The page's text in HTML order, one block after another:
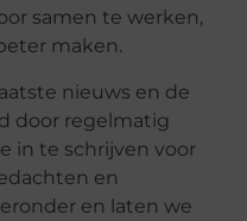
samen te werken,
maken.
nieuws en de
door regelmatig
in te schrijven voor
en
en laten we